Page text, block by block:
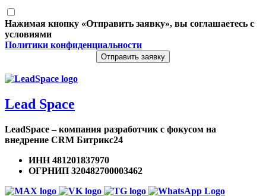
Нажимая кнопку «Отправить заявку», вы соглашаетесь с
условиями
Политики конфиденциальности
Отправить заявку
Lead Space
LeadSpace – компания разработчик с фокусом на
внедрение CRM Битрикс24
ИНН 481201837970
ОГРНИП 320482700003462